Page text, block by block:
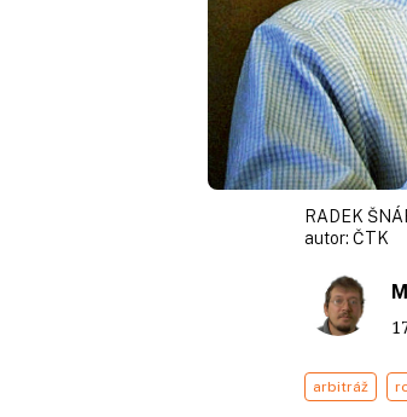
RADEK
autor: ČTK
arbitráž